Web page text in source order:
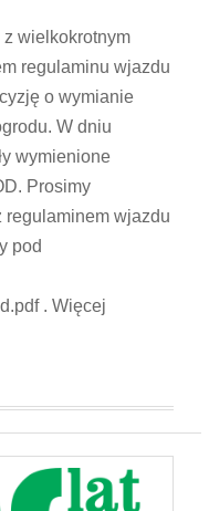
wielkokrotnym
regulaminu wjazdu
o wymianie
W dniu
wymienione
Prosimy
regulaminem wjazdu
pod
. Więcej